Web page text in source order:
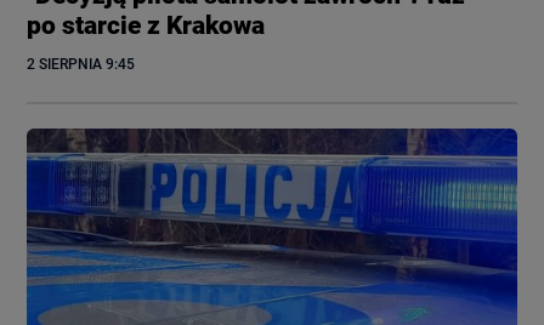
po starcie z Krakowa
2 SIERPNIA 9:45